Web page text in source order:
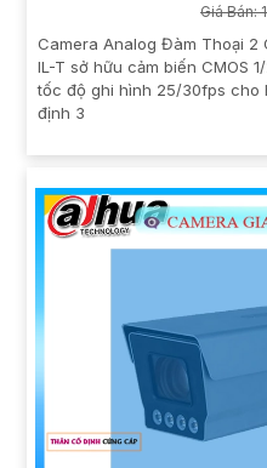
Giá Bán:
Camera Analog Đàm Thoại 2
IL-T sở hữu cảm biến CMOS
tốc độ ghi hình 25/30fps cho
định 3